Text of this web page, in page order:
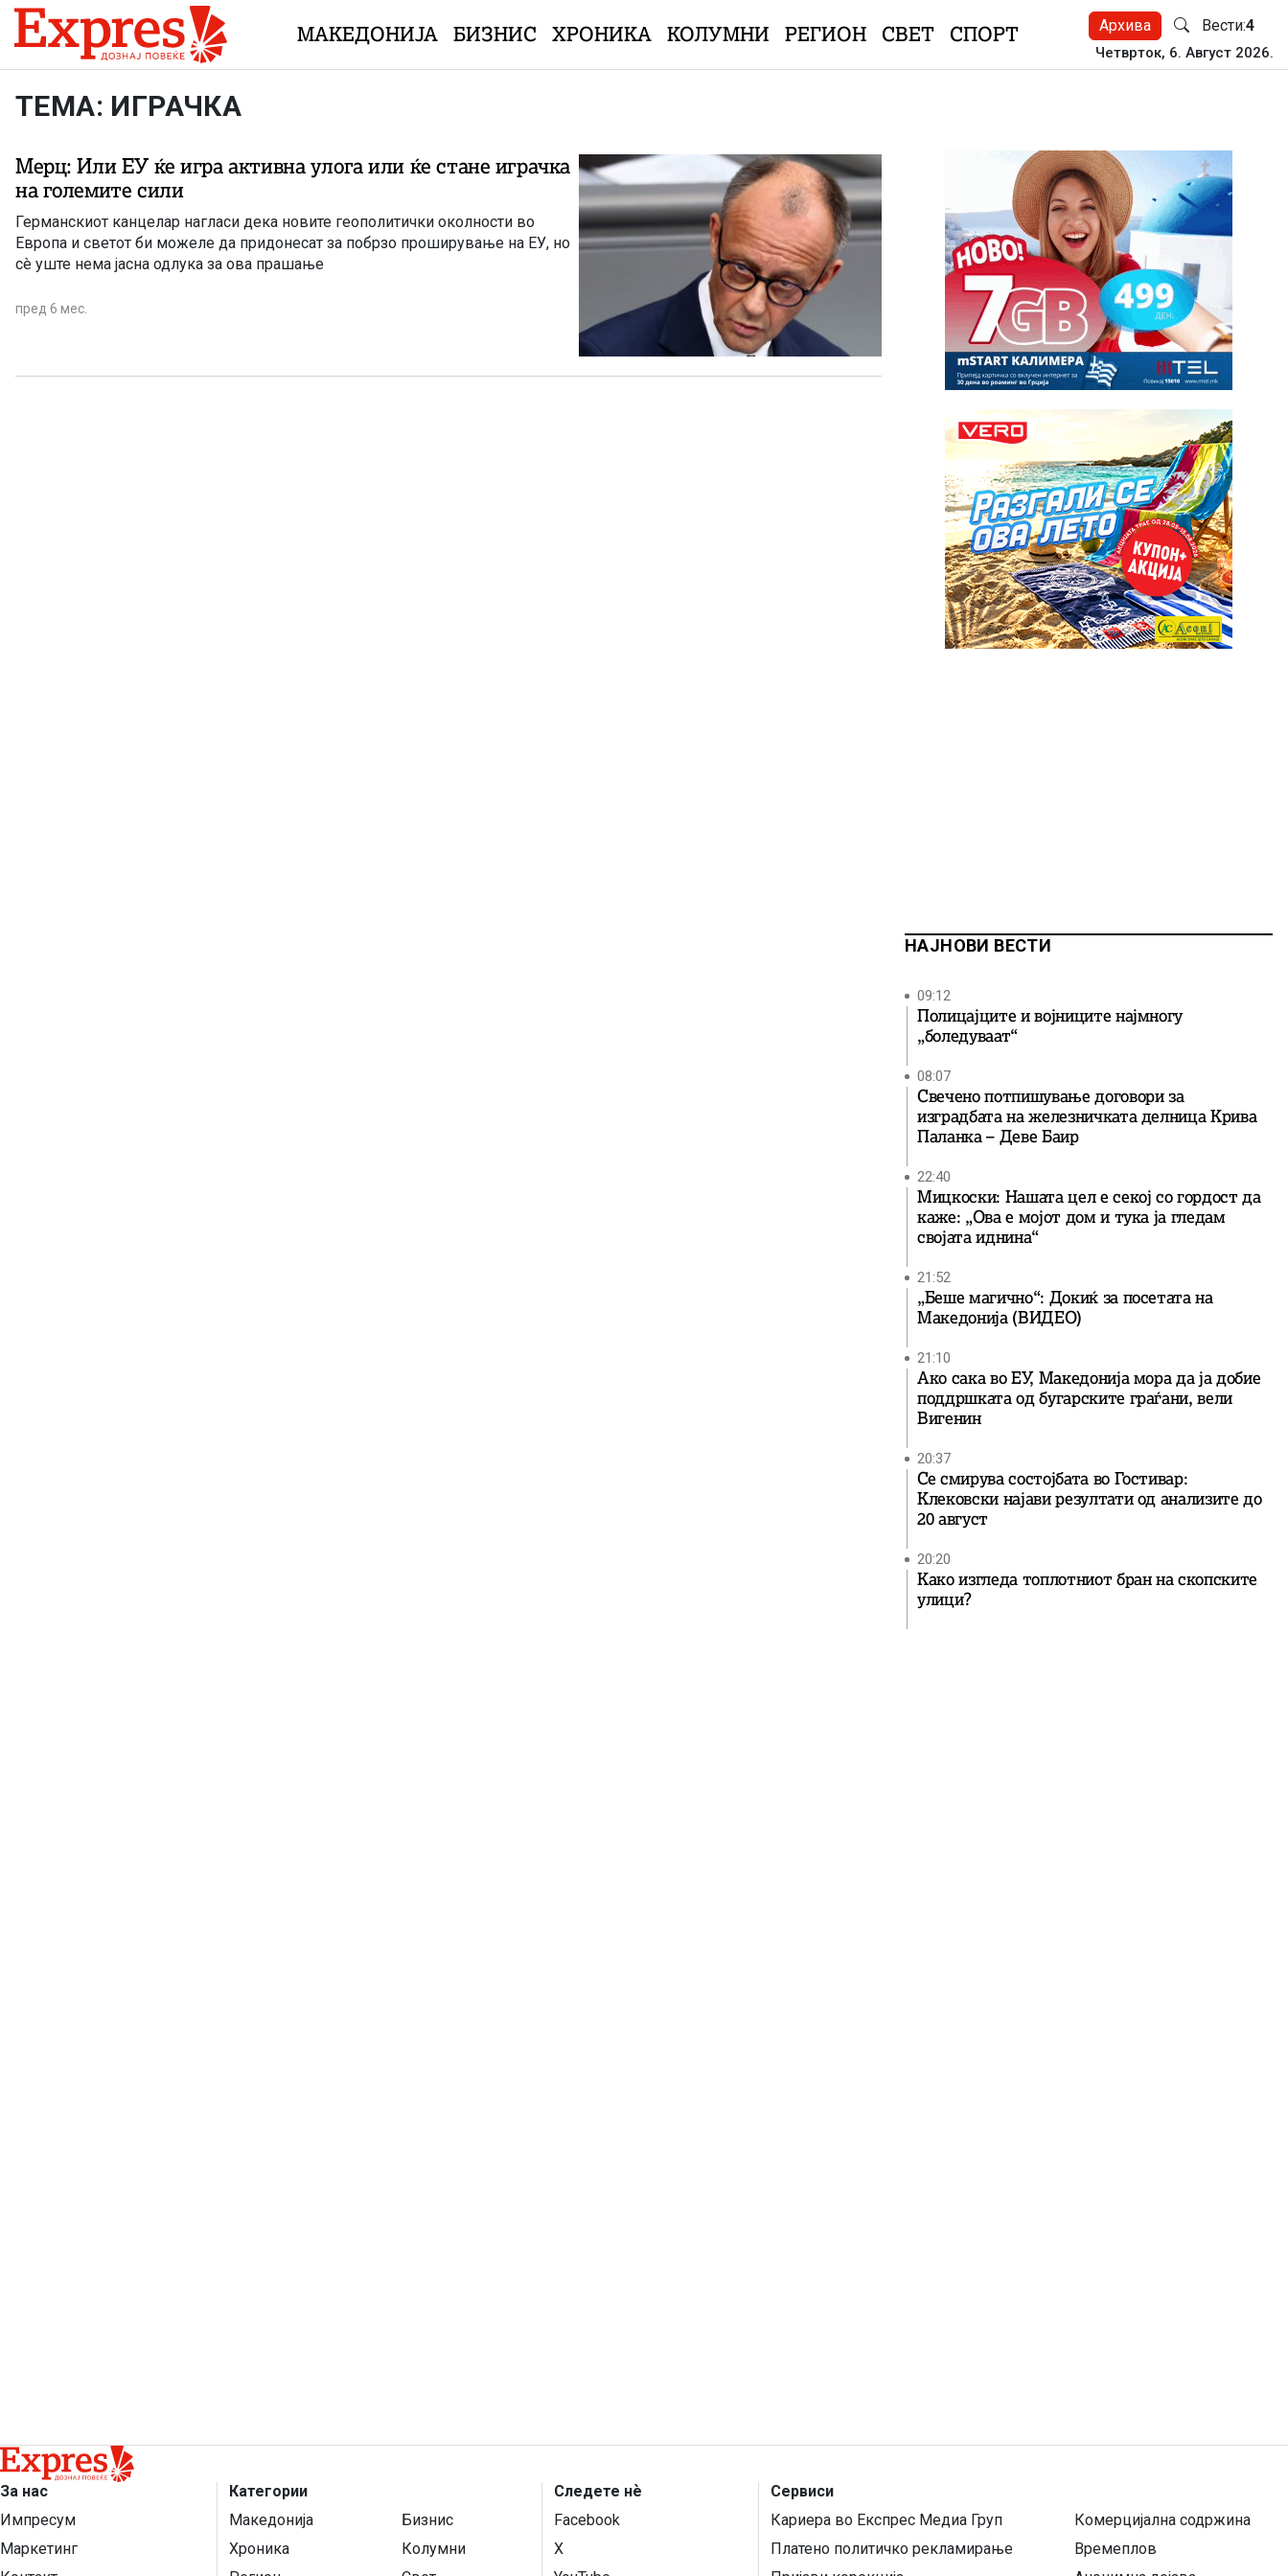
Skip to content
МАКЕДОНИЈА БИЗНИС ХРОНИКА КОЛУМНИ РЕГИОН СВЕТ СПОРТ Архива Вести:4
Четврток, 6. Август 2026.
ТЕМА: ИГРАЧКА
Мерц: Или ЕУ ќе игра активна улога или ќе стане играчка
на големите сили
Германскиот канцелар нагласи дека новите геополитички околности во
Европа и светот би можеле да придонесат за побрзо проширување на ЕУ, но
сè уште нема јасна одлука за ова прашање
пред 6 мес.
НАЈНОВИ ВЕСТИ
09:12
Полицајците и војниците најмногу
„боледуваат“
08:07
Свечено потпишување договори за
изградбата на железничката делница Крива
Паланка – Деве Баир
22:40
Мицкоски: Нашата цел е секој со гордост да
каже: „Ова е мојот дом и тука ја гледам
својата иднина“
21:52
„Беше магично“: Докиќ за посетата на
Македонија (ВИДЕО)
21:10
Ако сака во ЕУ, Македонија мора да ја добие
поддршката од бугарските граѓани, вели
Вигенин
20:37
Се смирува состојбата во Гостивар:
Клековски најави резултати од анализите до
20 август
20:20
Како изгледа топлотниот бран на скопските
улици?
За нас
Импресум
Маркетинг
Категории
Македонија
Бизнис
Хроника
Колумни
Следете нѐ
Facebook
X
Сервиси
Кариера во Експрес Медиа Груп
Комерцијална содржина
Платено политичко рекламирање
Времеплов